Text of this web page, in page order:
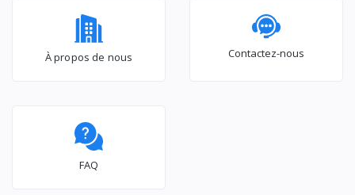
À propos de nous Contactez-nous
FAQ